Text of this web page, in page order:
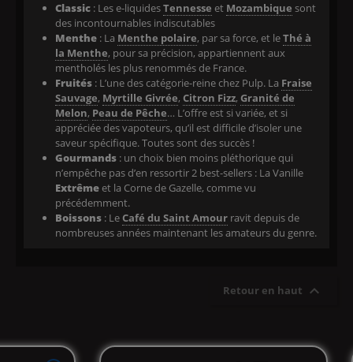
Classic : Les e-liquidesTennesse et Mozambique sont
des incontournables indiscutables
Menthe : La Menthe polaire, par sa force, et leThé à
la Menthe, pour sa précision, appartiennent aux
mentholés les plus renommés de France.
Fruités : L’une des catégorie-reine chez Pulp. La Fraise
Sauvage, Myrtille Givrée, Citron Fizz, Granité de
Melon, Peau de Pêche… L’offre est si variée, et si
appréciée des vapoteurs, qu’il est difficile d’isoler une
saveur spécifique. Toutes sont des succès !
Gourmands : un choix bien moins pléthorique qui
n’empêche pas d’en ressortir 2 best-sellers : La Vanille
Extrêmeet la Corne de Gazelle, comme vu
précédemment.
Boissons : LeCafé du Saint Amour ravit depuis de
nombreuses années maintenant les amateurs du genre.
Retour en haut 